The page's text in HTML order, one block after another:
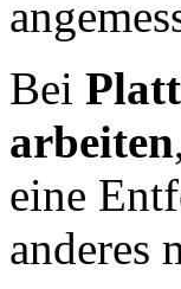
Bei
arbeiten
eine
anderes